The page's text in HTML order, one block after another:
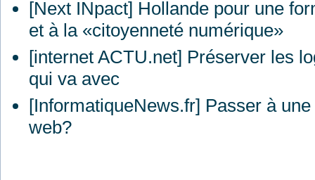
[Next INpact] Hollande pour une
et à la «citoyenneté numérique»
[internet ACTU.net] Préserver les
qui va avec
[InformatiqueNews.fr] Passer à
web?